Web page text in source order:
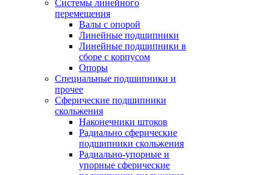
Системы линейного
перемещения
Валы с опорой
Линейные подшипники
Линейные подшипники в
сборе с корпусом
Опоры
Специальные подшипники и
прочее
Сферические подшипники
скольжения
Наконечники штоков
Радиально сферические
подшипники скольжения
Радиально-упорные и
упорные сферические